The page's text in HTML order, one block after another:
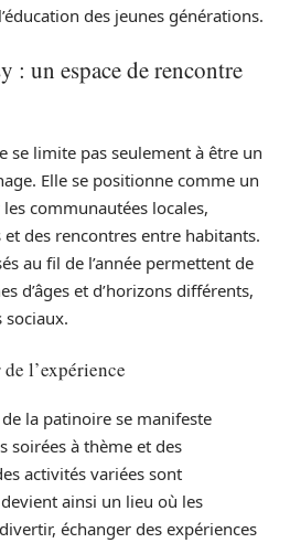
des jeunes générations.
: un espace de rencontre
se limite pas seulement à être un
Elle se positionne comme un
communautées locales,
des rencontres entre habitants.
au fil de l’année permettent de
d’âges et d’horizons différents,
sociaux.
l’expérience
la patinoire se manifeste
soirées à thème et des
activités variées sont
ainsi un lieu où les
échanger des expériences